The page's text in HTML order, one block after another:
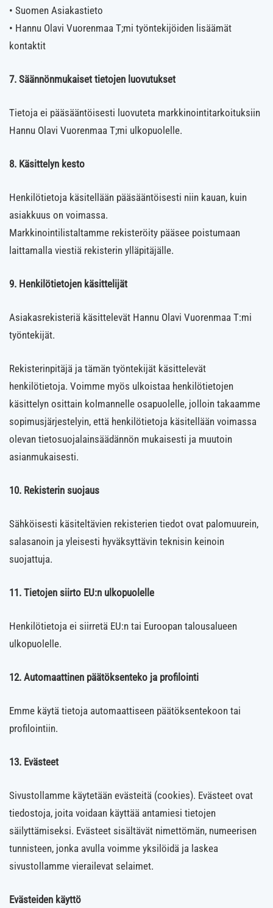
• Suomen Asiakastieto
• Hannu Olavi Vuorenmaa T;mi työntekijöiden lisäämät
kontaktit
7. Säännönmukaiset tietojen luovutukset
Tietoja ei pääsääntöisesti luovuteta markkinointitarkoituksiin
Hannu Olavi Vuorenmaa T;mi ulkopuolelle.
8. Käsittelyn kesto
Henkilötietoja käsitellään pääsääntöisesti niin kauan, kuin
asiakkuus on voimassa.
Markkinointilistaltamme rekisteröity pääsee poistumaan
laittamalla viestiä rekisterin ylläpitäjälle.
9. Henkilötietojen käsittelijät
Asiakasrekisteriä käsittelevät Hannu Olavi Vuorenmaa T:mi
työntekijät.
Rekisterinpitäjä ja tämän työntekijät käsittelevät
henkilötietoja. Voimme myös ulkoistaa henkilötietojen
käsittelyn osittain kolmannelle osapuolelle, jolloin takaamme
sopimusjärjestelyin, että henkilötietoja käsitellään voimassa
olevan tietosuojalainsäädännön mukaisesti ja muutoin
asianmukaisesti.
10. Rekisterin suojaus
Sähköisesti käsiteltävien rekisterien tiedot ovat palomuurein,
salasanoin ja yleisesti hyväksyttävin teknisin keinoin
suojattuja.
11. Tietojen siirto EU:n ulkopuolelle
Henkilötietoja ei siirretä EU:n tai Euroopan talousalueen
ulkopuolelle.
12. Automaattinen päätöksenteko ja profilointi
Emme käytä tietoja automaattiseen päätöksentekoon tai
profilointiin.
13. Evästeet
Sivustollamme käytetään evästeitä (cookies). Evästeet ovat
tiedostoja, joita voidaan käyttää antamiesi tietojen
säilyttämiseksi. Evästeet sisältävät nimettömän, numeerisen
tunnisteen, jonka avulla voimme yksilöidä ja laskea
sivustollamme vierailevat selaimet.
Evästeiden käyttö